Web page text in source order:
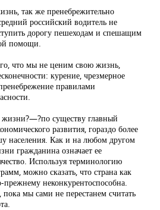
так же пренебрежительно
российский водитель не
дорогу пешеходам и спешащим
помощи.
что мы не ценим свою жизнь,
курение, чрезмерное
правилами
жизни?—?по существу главный
развития, гораздо более
населения. Как и на любом другом
гражданина означает ее
Используя терминологию
можно сказать, что страна как
неконкурентоспособна.
пока мы сами не перестанем считать